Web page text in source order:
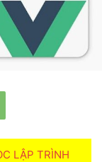
LẬP TRÌNH